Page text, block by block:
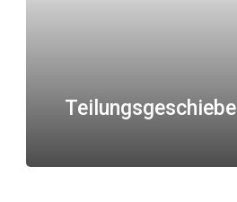
Teilungsgeschiebe